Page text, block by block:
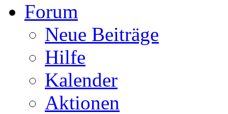
Forum
Neue Beiträge
Hilfe
Kalender
Aktionen